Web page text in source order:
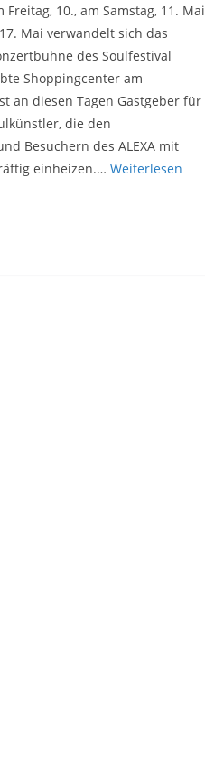
Freitag, 10., am Samstag, 11. Mai
Mai verwandelt sich das
des Soulfestival
Shoppingcenter am
an diesen Tagen Gastgeber für
die den
Besuchern des ALEXA mit
einheizen.… Weiterlesen